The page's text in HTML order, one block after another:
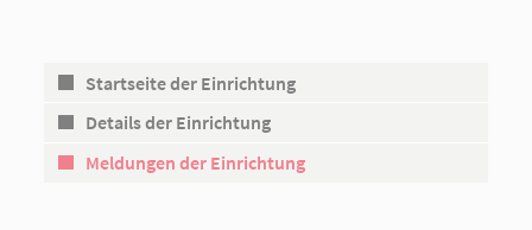
AWO Ortsverein Rheinsberg
Startseite der Einrichtung
Details der Einrichtung
Meldungen der Einrichtung